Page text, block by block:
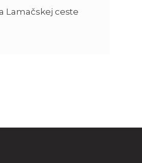
Lamačskej ceste